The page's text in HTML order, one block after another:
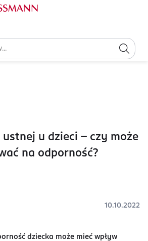
ustnej u dzieci - czy może
na odporność?
10.10.2022
dziecka może mieć wpływ